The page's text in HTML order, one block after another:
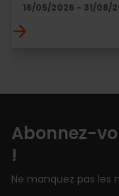
16/05/2026 - 31/08/
Abonnez-
!
Ne manquez pas les